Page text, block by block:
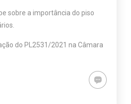
sobre a importância do piso
do PL2531/2021 na Câmara